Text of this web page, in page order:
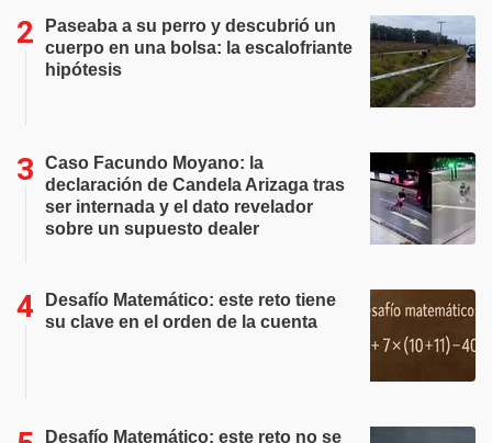
Paseaba a su perro y descubrió un
cuerpo en una bolsa: la escalofriante
hipótesis
Caso Facundo Moyano: la
declaración de Candela Arizaga tras
ser internada y el dato revelador
sobre un supuesto dealer
Desafío Matemático: este reto tiene
su clave en el orden de la cuenta
Desafío Matemático: este reto no se